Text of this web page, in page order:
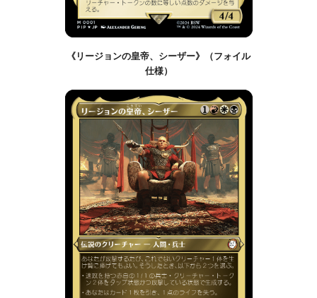
《リージョンの皇帝、シーザー》（フォイル
仕様）